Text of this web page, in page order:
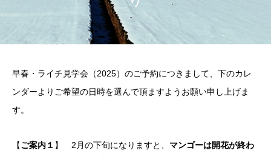
早春・ライチ見学会（2025）のご予約につきまして、下のカレ
ンダーよりご希望の日時を選んで頂ますようお願い申し上げま
す。
【ご案内１ 】 2月の下旬になりますと、 マンゴーは開花が終わ